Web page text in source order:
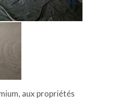
aux propriétés